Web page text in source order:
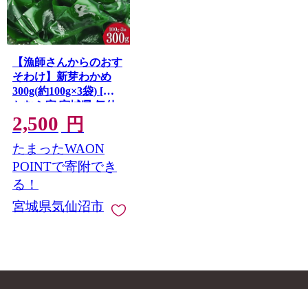
【漁師さんからのおす
そわけ】新芽わかめ
300g(約100g×3袋) [か
わむら家 宮城県 気仙
沼市 20564375] わかめ
ワカメ 若芽 海藻 国産
三陸 味噌汁 小分け 三
陸わかめ
2,500 円
たまったWAON
POINTで寄附でき
る！
宮城県気仙沼市